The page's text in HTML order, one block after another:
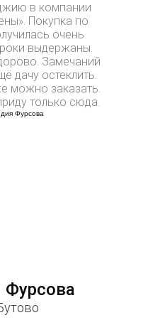
в компании
Покупка по
очень
выдержаны.
Замечаний
дачу остеклить.
можно заказать.
только сюда.